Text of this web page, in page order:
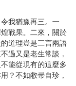
我猶豫再三。一
戰果。二來，關於
道理豈是三言兩語
過又是老生常談，
能從現有的這麼多
？不如敝帚自珍，